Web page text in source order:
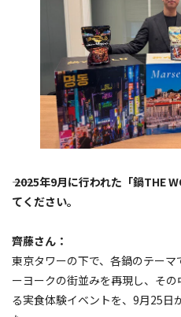
―― 2025年9月に行われた「鍋THE
てください。
齊藤さん：
東京タワーの下で、各鍋のテー
ーヨークの街並みを再現し、そ
る実食体験イベントを、9月25日